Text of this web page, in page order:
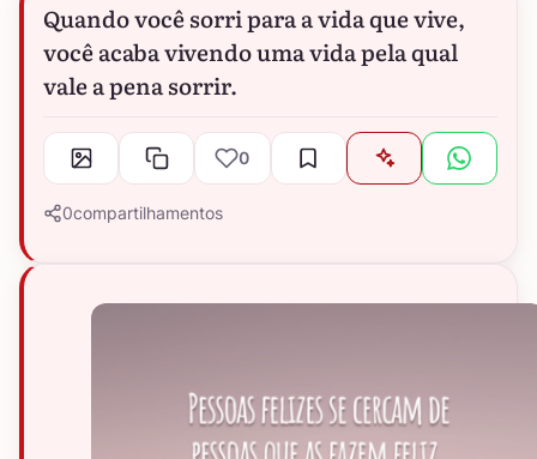
Quando você sorri para a vida que vive,
você acaba vivendo uma vida pela qual
vale a pena sorrir.
0
0compartilhamentos